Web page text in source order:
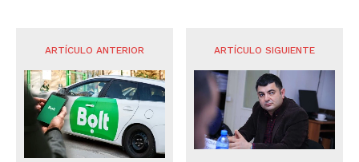
ARTÍCULO ANTERIOR ARTÍCULO SIGUIENTE